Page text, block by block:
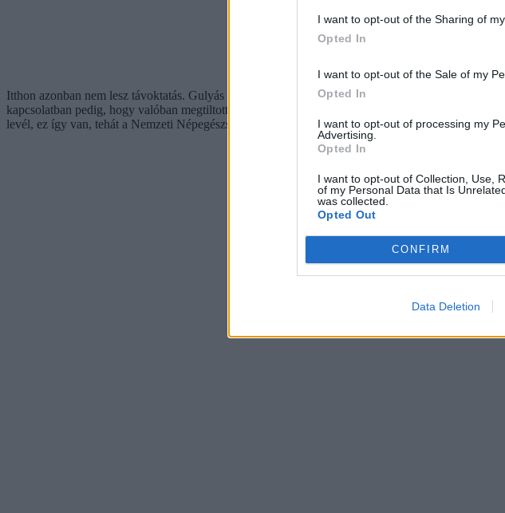
I want to opt-out of the Sharing of
Opted In
I want to opt-out of the Sale of my
Opted In
I want to opt-out of processing my
Advertising.
Opted In
I want to opt-out of Collection, Use,
of my Personal Data that Is
was collected.
Opted Out
CONFIRM
Data Deletion
Itthon azonban nem lesz távoktatás. Gulyás Gergely múlt héten arról beszélt
, hogy "általános
kapcsolatban pedig, hogy valóban megtiltották-e az iskoláknak, hogy digitális munkarendre
levél, ez így van, tehát a Nemzeti Népegészségügyi Központ ezen szabályok alapján jár el